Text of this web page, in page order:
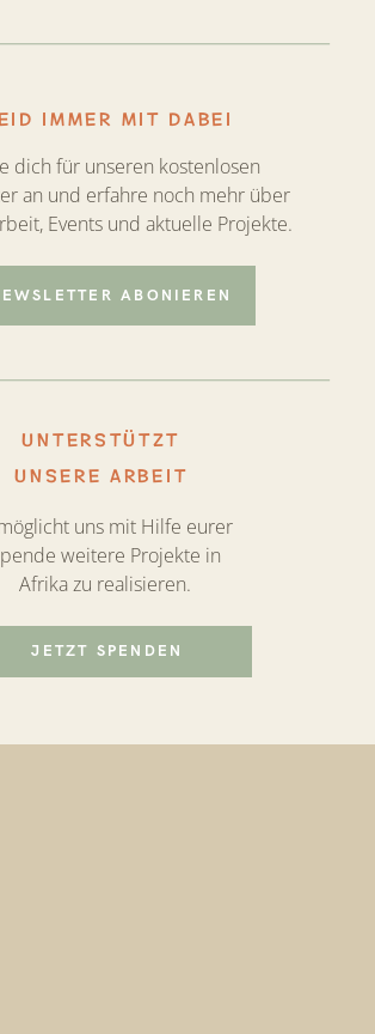
UNTERSTÜTZT
UNSERE ARBEIT
IMMER MIT DABEI
uns mit Hilfe eurer
weitere Projekte in
Afrika zu realisieren.
dich für unseren kostenlosen
an und erfahre noch mehr über
Events und aktuelle Projekte.
ABONIEREN
JETZT SPENDEN